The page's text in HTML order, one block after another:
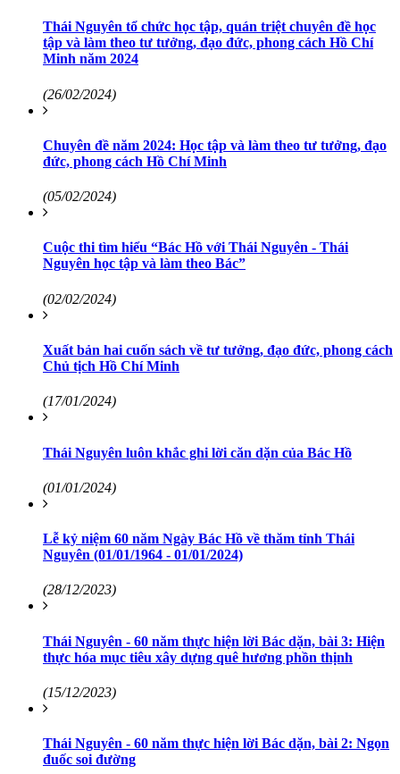
Thái Nguyên tổ chức học tập, quán triệt chuyên đề học
tập và làm theo tư tưởng, đạo đức, phong cách Hồ Chí
Minh năm 2024
(26/02/2024)
Chuyên đề năm 2024: Học tập và làm theo tư tưởng, đạo
đức, phong cách Hồ Chí Minh
(05/02/2024)
Cuộc thi tìm hiểu “Bác Hồ với Thái Nguyên - Thái
Nguyên học tập và làm theo Bác”
(02/02/2024)
Xuất bản hai cuốn sách về tư tưởng, đạo đức, phong cách
Chủ tịch Hồ Chí Minh
(17/01/2024)
Thái Nguyên luôn khắc ghi lời căn dặn của Bác Hồ
(01/01/2024)
Lễ kỷ niệm 60 năm Ngày Bác Hồ về thăm tỉnh Thái
Nguyên (01/01/1964 - 01/01/2024)
(28/12/2023)
Thái Nguyên - 60 năm thực hiện lời Bác dặn, bài 3: Hiện
thực hóa mục tiêu xây dựng quê hương phồn thịnh
(15/12/2023)
Thái Nguyên - 60 năm thực hiện lời Bác dặn, bài 2: Ngọn
đuốc soi đường